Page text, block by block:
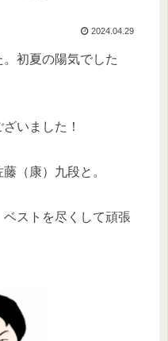
2024.04.29
初夏の陽気でした
いました！
（康）九段と。
ストを尽くして頑張